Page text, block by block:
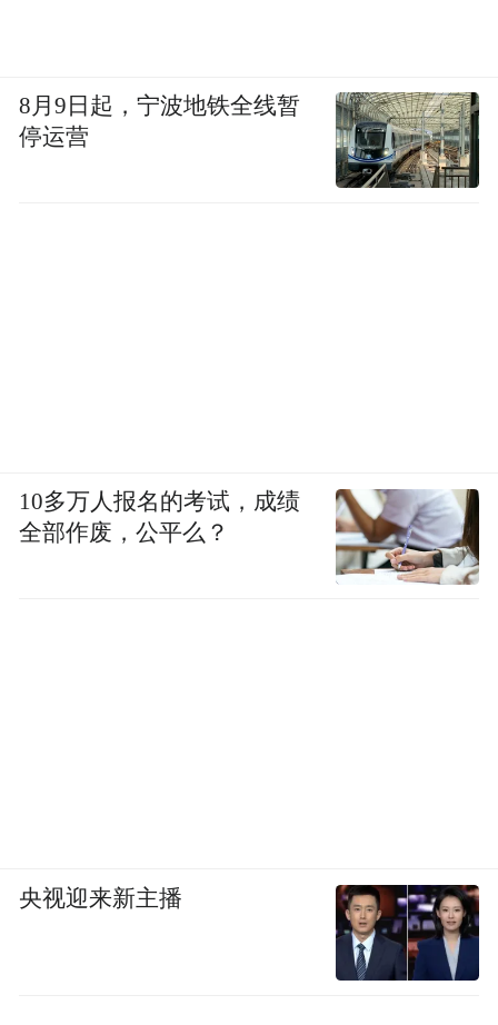
8月9日起，宁波地铁全线暂
停运营
10多万人报名的考试，成绩
全部作废，公平么？
央视迎来新主播